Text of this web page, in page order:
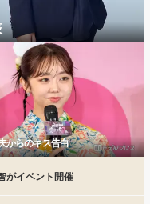
からのキス告白
がイベント開催